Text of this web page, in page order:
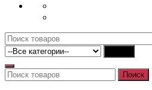
Поиск
для:
Поиск
для:
Поиск